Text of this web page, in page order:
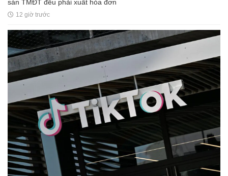
sàn TMĐT đều phải xuất hóa đơn
12 giờ trước